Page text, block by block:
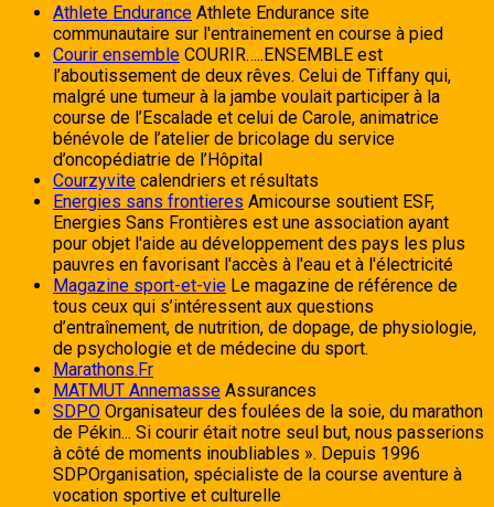
Athlete Endurance Athlete Endurance site
communautaire sur l'entrainement en course à pied
Courir ensemble COURIR…..ENSEMBLE est
l’aboutissement de deux rêves. Celui de Tiffany qui,
malgré une tumeur à la jambe voulait participer à la
course de l’Escalade et celui de Carole, animatrice
bénévole de l’atelier de bricolage du service
d’oncopédiatrie de l’Hôpital
Courzyvite calendriers et résultats
Energies sans frontieres Amicourse soutient ESF,
Energies Sans Frontières est une association ayant
pour objet l'aide au développement des pays les plus
pauvres en favorisant l'accès à l'eau et à l'électricité
Magazine sport-et-vie Le magazine de référence de
tous ceux qui s’intéressent aux questions
d’entraînement, de nutrition, de dopage, de physiologie,
de psychologie et de médecine du sport.
Marathons.Fr
MATMUT Annemasse Assurances
SDPO Organisateur des foulées de la soie, du marathon
de Pékin... Si courir était notre seul but, nous passerions
à côté de moments inoubliables ». Depuis 1996
SDPOrganisation, spécialiste de la course aventure à
vocation sportive et culturelle